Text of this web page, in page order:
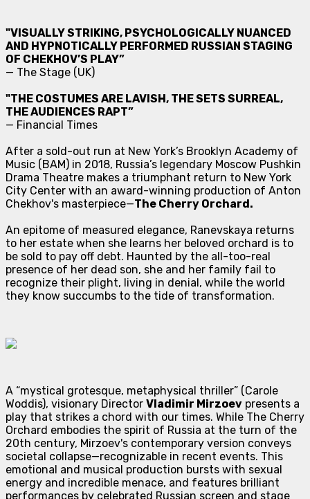
"VISUALLY STRIKING, PSYCHOLOGICALLY NUANCED
AND HYPNOTICALLY PERFORMED RUSSIAN STAGING
OF CHEKHOV’S PLAY”
— The Stage (UK)
"THE COSTUMES ARE LAVISH, THE SETS SURREAL,
THE AUDIENCES RAPT”
— Financial Times
After a sold-out run at New York’s Brooklyn Academy of
Music (BAM) in 2018, Russia’s legendary Moscow Pushkin
Drama Theatre makes a triumphant return to New York
City Center with an award-winning production of Anton
Chekhov's masterpiece—The Cherry Orchard.
An epitome of measured elegance, Ranevskaya returns
to her estate when she learns her beloved orchard is to
be sold to pay off debt. Haunted by the all-too-real
presence of her dead son, she and her family fail to
recognize their plight, living in denial, while the world
they know succumbs to the tide of transformation.
A “mystical grotesque, metaphysical thriller” (Carole
Woddis), visionary Director Vladimir Mirzoev presents a
play that strikes a chord with our times. While The Cherry
Orchard embodies the spirit of Russia at the turn of the
20th century, Mirzoev's contemporary version conveys
societal collapse—recognizable in recent events. This
emotional and musical production bursts with sexual
energy and incredible menace, and features brilliant
performances by celebrated Russian screen and stage